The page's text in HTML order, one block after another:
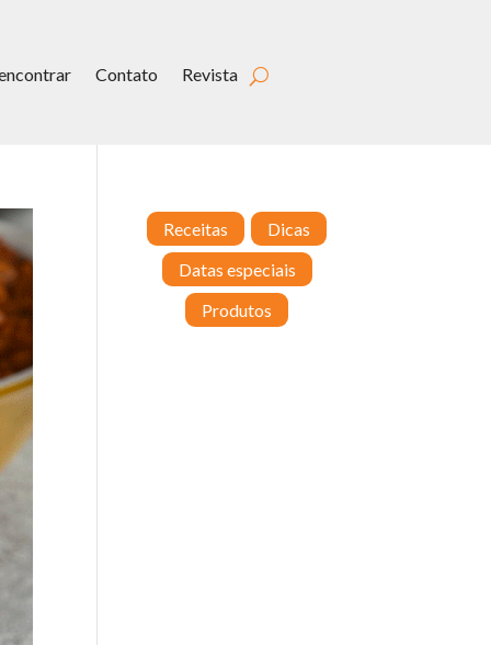
Contato Revista
Receitas
Dicas
Datas especiais
Produtos